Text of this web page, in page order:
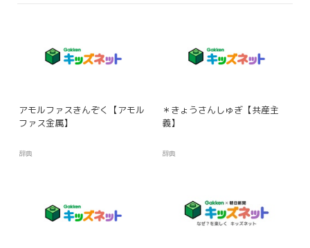
アモルファスきんぞく【アモル
ファス金属】
辞典
＊きょうさんしゅぎ【共産主
義】
辞典